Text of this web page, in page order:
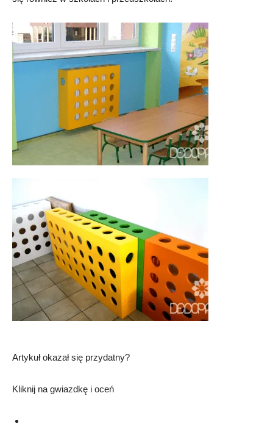
Artykuł okazał się przydatny?
Kliknij na gwiazdkę i oceń